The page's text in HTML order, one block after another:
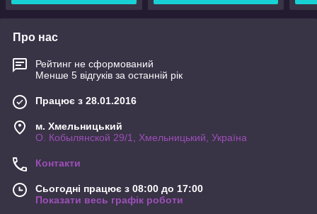
Про нас
Рейтинг не сформований
Менше 5 відгуків за останній рік
Працює з 28.01.2016
м. Хмельницький
О. Кобылянской 29/1, Хмельницький, Україна
Контакти
Сьогодні працює з 08:00 до 17:00
Показати весь графік роботи